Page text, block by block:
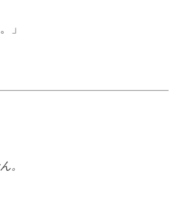
」
。